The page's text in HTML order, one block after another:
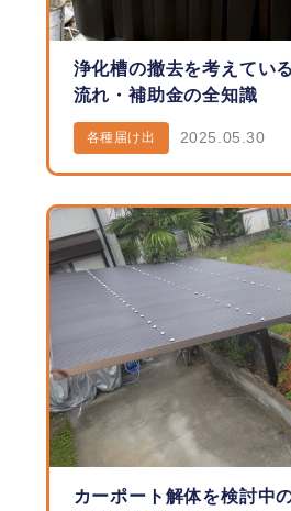
浄化槽の撤去を考えてい
流れ・補助金の全知識
各種届け出 2025.05.30
カーポート解体を検討中